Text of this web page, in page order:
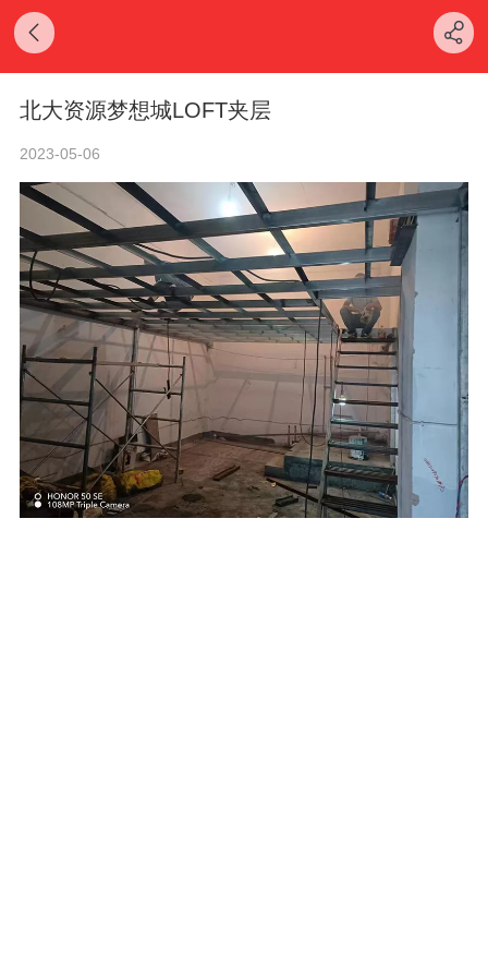
北大资源梦想城LOFT夹层
2023-05-06